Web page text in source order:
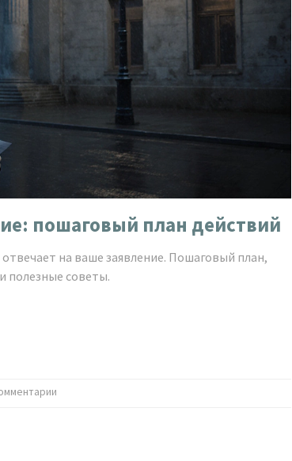
пошаговый план действий
на ваше заявление. Пошаговый план,
полезные советы.